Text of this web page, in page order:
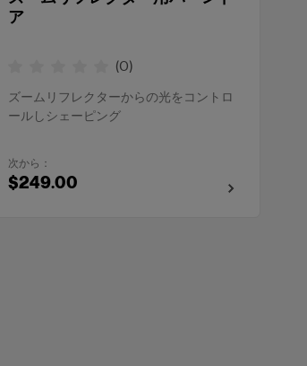
ア
(0)
ズームリフレクターからの光をコントロ
ールしシェーピング
次から：
$249.00